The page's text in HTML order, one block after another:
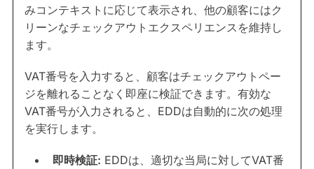
みコンテキストに応じて表示され、他の顧客にはク
リーンなチェックアウトエクスペリエンスを維持し
ます。
VAT番号を入力すると、顧客はチェックアウトペー
ジを離れることなく即座に検証できます。有効な
VAT番号が入力されると、EDDは自動的に次の処理
を実行します。
即時検証: EDDは、適切な当局に対してVAT番